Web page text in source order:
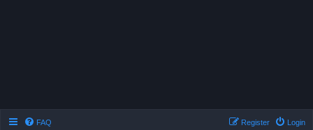
FAQ Login
Register